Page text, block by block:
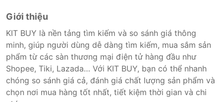
Giới thiệu
KIT BUY là nền tảng tìm kiếm và so sánh giá thông
minh, giúp người dùng dễ dàng tìm kiếm, mua sắm sản
phẩm từ các sàn thương mại điện tử hàng đầu như
Shopee, Tiki, Lazada… Với KIT BUY, bạn có thể nhanh
chóng so sánh giá cả, đánh giá chất lượng sản phẩm và
chọn nơi mua hàng tốt nhất, tiết kiệm thời gian và chi